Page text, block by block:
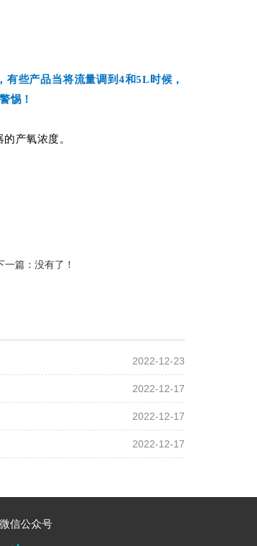
有些产品当将流量调到4和5L时候，
惕！
产氧浓度。
一篇：没有了！
2022-12-23
2022-12-17
2022-12-17
2022-12-17
微信公众号